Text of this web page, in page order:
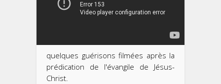
quelques guérisons filmées après la
prédication de l'évangile de Jésus-
Christ.